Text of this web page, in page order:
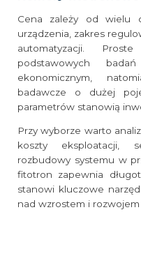
Cena zależy od wielu
urządzenia, zakres
automatyzacji.
podstawowych
ekonomicznym,
badawcze o dużej
parametrów stanowią
Przy wyborze warto
koszty eksploatacji,
rozbudowy systemu w
fitotron zapewnia
stanowi kluczowe
nad wzrostem i rozwojem